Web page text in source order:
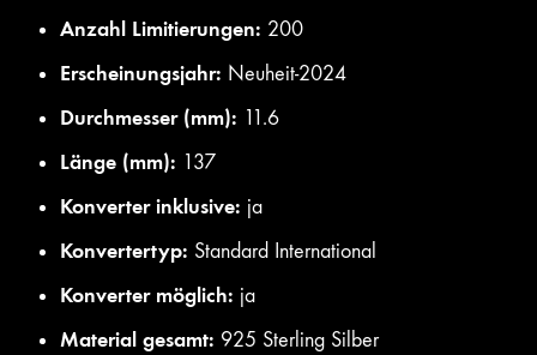
Anzahl Limitierungen: 200
Erscheinungsjahr: Neuheit-2024
Durchmesser (mm): 11.6
Länge (mm): 137
Konverter inklusive: ja
Konvertertyp: Standard International
Konverter möglich: ja
Material gesamt: 925 Sterling Silber